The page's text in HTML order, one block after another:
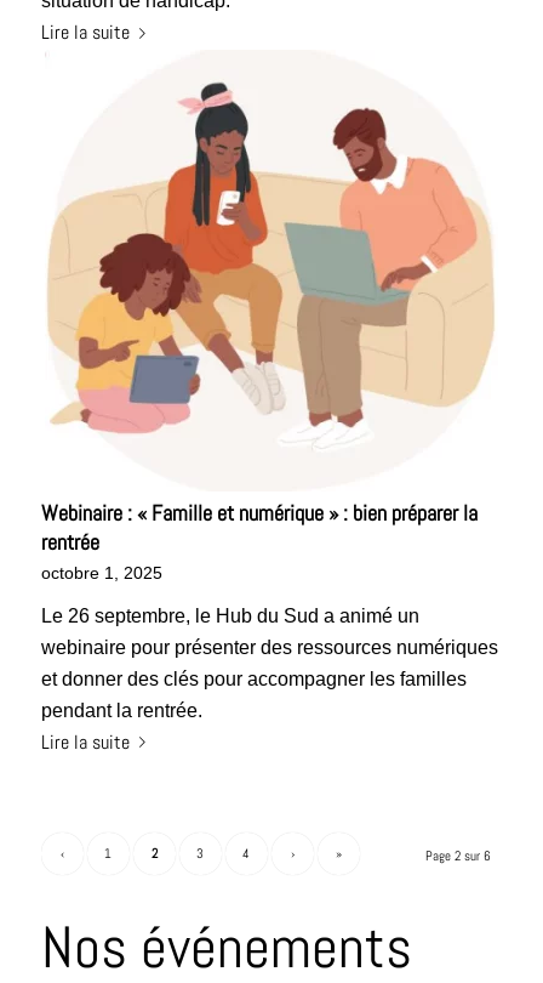
Lire la suite
Webinaire : « Famille et numérique » : bien préparer la
rentrée
octobre 1, 2025
Le 26 septembre, le Hub du Sud a animé un
webinaire pour présenter des ressources numériques
et donner des clés pour accompagner les familles
pendant la rentrée.
Lire la suite
Page 2 sur 6
‹ 1 2 3 4 › »
Nos événements